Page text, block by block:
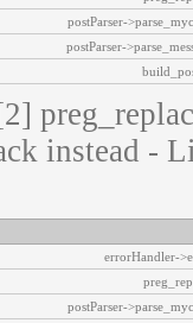
postParser-
postParser-
instead -
errorHandler-
postParser-